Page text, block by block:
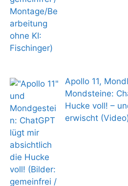
Apollo 11,
Mondsteine:
Hucke voll! –
erwischt